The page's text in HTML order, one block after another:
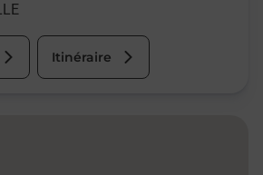
Itinéraire